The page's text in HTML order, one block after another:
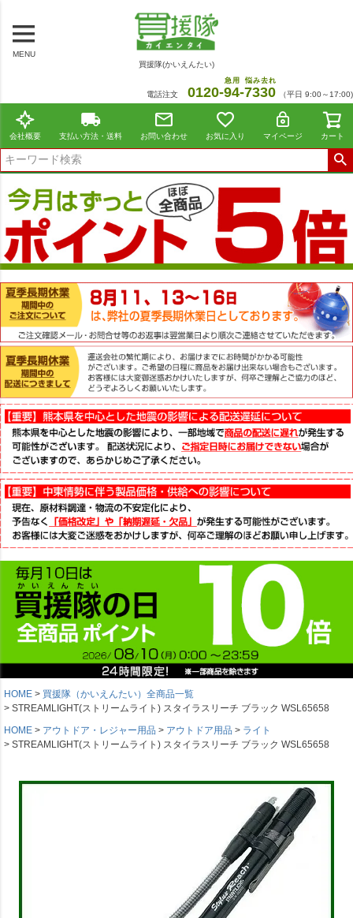
MENU
買援隊(かいえんたい)
電話注文 0120-94
急用
-7330
悩み去れ
（平日 9:00～17:00)
会社概要 支払い方法・送料 お問い合わせ お気に入り マイページ カート
HOME
買援隊（かいえんたい）全商品一覧
STREAMLIGHT(ストリームライト) スタイラスリーチ ブラック WSL65658
HOME
アウトドア・レジャー用品 アウトドア用品
ライト
STREAMLIGHT(ストリームライト) スタイラスリーチ ブラック WSL65658